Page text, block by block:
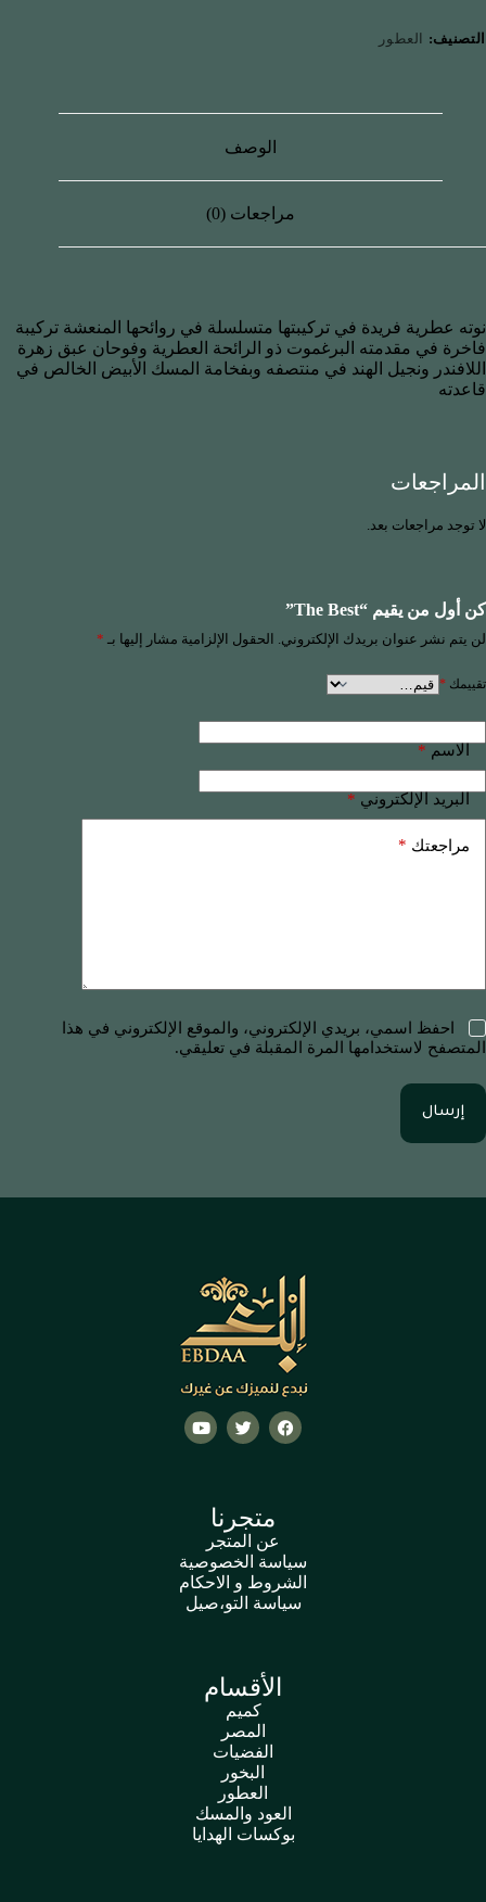
التصنيف: العطور
الوصف
مراجعات (0)
نوته عطرية فريدة في تركيبتها متسلسلة في روائحها المنعشة تركيبة
فاخرة في مقدمته البرغموت ذو الرائحة العطرية وفوحان عبق زهرة
اللافندر ونجيل الهند في منتصفه وبفخامة المسك الأبيض الخالص في
قاعدته
المراجعات
لا توجد مراجعات بعد.
كن أول من يقيم “The Best”
لن يتم نشر عنوان بريدك الإلكتروني. الحقول الإلزامية مشار إليها بـ *
تقييمك *
الاسم *
البريد الإلكتروني *
مراجعتك *
احفظ اسمي، بريدي الإلكتروني، والموقع الإلكتروني في هذا
المتصفح لاستخدامها المرة المقبلة في تعليقي.
إرسال
متجرنا
عن المتجر
سياسة الخصوصية
الشروط و الاحكام
سياسة التو،صيل
الأقسام
كميم
المصر
الفضيات
البخور
العطور
العود والمسك
بوكسات الهدايا